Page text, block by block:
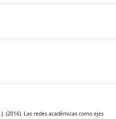
(2016). Las redes académicas como ejes